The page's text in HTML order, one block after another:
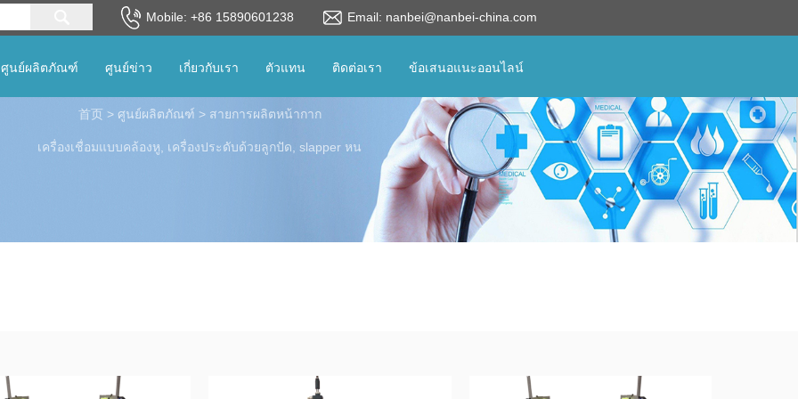
Mobile: +86 15890601238
Email: nanbei@nanbei-china.com
ศูนย์ผลิตภัณฑ์
ศูนย์ข่าว เกี่ยวกับเรา ตัวแทน ติดต่อเรา ข้อเสนอแนะออนไลน์
首页 > ศูนย์ผลิตภัณฑ์ > สายการผลิตหน้ากาก
เครื่องเชื่อมแบบคล้องหู, เครื่องประดับด้วยลูกปัด, slapper หน